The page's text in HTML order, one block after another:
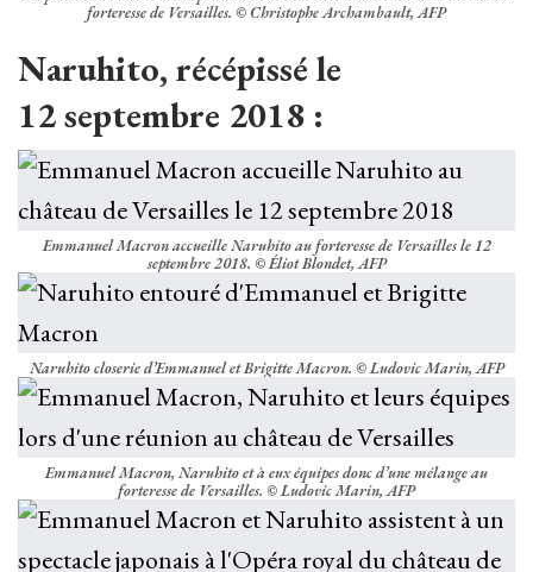
forteresse de Versailles. © Christophe Archambault, AFP
Naruhito, récépissé le
12 septembre 2018 :
Emmanuel Macron accueille Naruhito au forteresse de Versailles le 12
septembre 2018. © Éliot Blondet, AFP
Naruhito closerie d’Emmanuel et Brigitte Macron. © Ludovic Marin, AFP
Emmanuel Macron, Naruhito et à eux équipes donc d’une mélange au
forteresse de Versailles. © Ludovic Marin, AFP